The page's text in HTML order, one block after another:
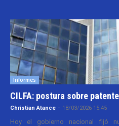
Informes
CILFA: postura sobre
Christian Atance - 18/03/2026 15:45
Hoy el gobierno nacional fijó